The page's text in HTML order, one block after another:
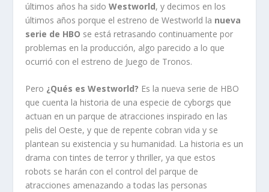
últimos años ha sidoWestworld, y decimos en los
últimos años porque el estreno de Westworld la nueva
serie de HBO se está retrasando continuamente por
problemas en la producción, algo parecido a lo que
ocurrió con el estreno de Juego de Tronos.
Pero ¿Qués es Westworld? Es la nueva serie de HBO
que cuenta la historia de una especie de cyborgs que
actuan en un parque de atracciones inspirado en las
pelis del Oeste, y que de repente cobran vida y se
plantean su existencia y su humanidad. La historia es un
drama con tintes de terror y thriller, ya que estos
robots se harán con el control del parque de
atracciones amenazando a todas las personas